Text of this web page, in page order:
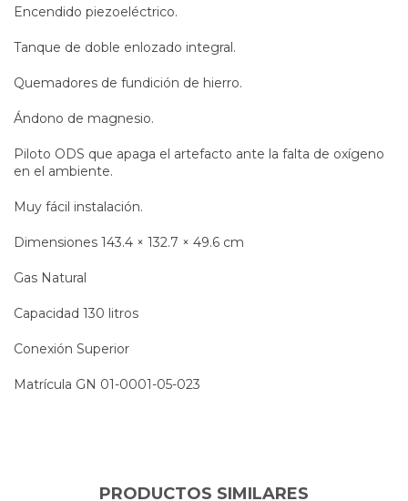
Encendido piezoeléctrico.
Tanque de doble enlozado integral.
Quemadores de fundición de hierro.
Ándono de magnesio.
Piloto ODS que apaga el artefacto ante la falta de oxígeno
en el ambiente.
Muy fácil instalación.
Dimensiones 143.4 × 132.7 × 49.6 cm
Gas Natural
Capacidad 130 litros
Conexión Superior
Matrícula GN 01-0001-05-023
PRODUCTOS SIMILARES